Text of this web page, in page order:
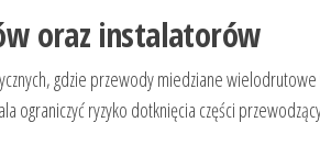
oraz instalatorów
gdzie przewody miedziane wielodrutowe
ograniczyć ryzyko dotknięcia części